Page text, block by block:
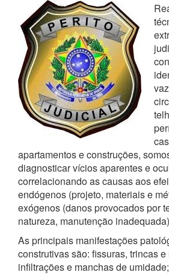
apartamentos e construções,
diagnosticar vícios aparentes e
correlacionando as causas aos
endógenos (projeto, materiais e
exógenos (danos provocados por
natureza, manutenção
As principais manifestações
construtivas são: fissuras, trincas
infiltrações e manchas de